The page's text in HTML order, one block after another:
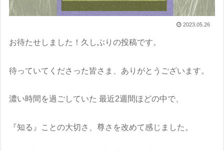
2023.05.26
お待たせしました！久しぶりの投稿です。
待っていてくださった皆さま、ありがとうございます。
濃い時間を過ごしていた 最近2週間ほどの中で、
『知る』ことの大切さ、尊さを改めて感じました。